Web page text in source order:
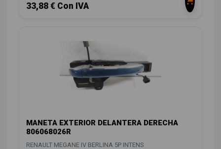
33,88 € Con IVA
MANETA EXTERIOR DELANTERA DERECHA
806068026R
RENAULT MEGANE IV BERLINA 5P INTENS